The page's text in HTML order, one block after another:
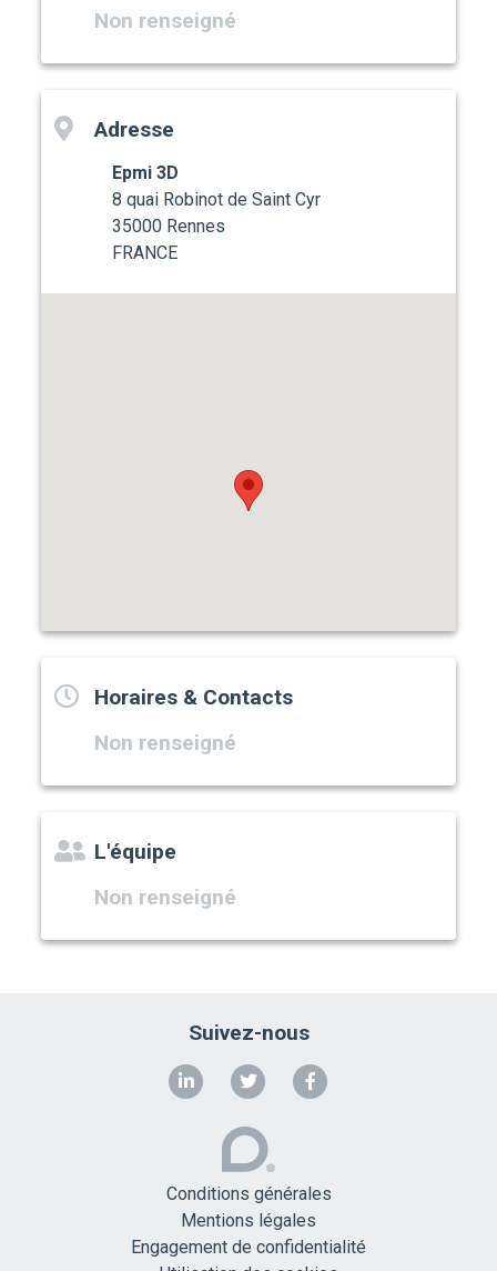
Non renseigné
Adresse
Epmi 3D
8 quai Robinot de Saint Cyr
35000 Rennes
FRANCE
Horaires & Contacts
Non renseigné
L'équipe
Non renseigné
Suivez-nous
Conditions générales
Mentions légales
Engagement de confidentialité